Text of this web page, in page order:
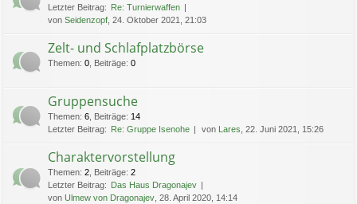
Letzter Beitrag: Re: Turnierwaffen
von Seidenzopf , 24. Oktober 2021, 21:03
Zelt- und Schlafplatzbörse
Themen: 0 Beiträge: 0
Gruppensuche
Themen: 6 Beiträge: 14
Letzter Beitrag: Re: Gruppe Isenohe von Lares , 22. Juni 2021, 15:26
Charaktervorstellung
Themen: 2 Beiträge: 2
Letzter Beitrag: Das Haus Dragonajev
von Ulmew von Dragonajev , 28. April 2020, 14:14